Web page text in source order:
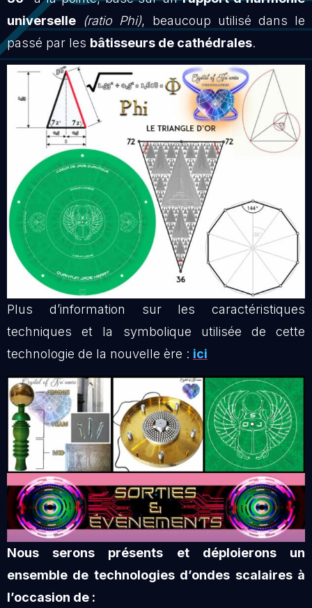
universelle
(ratio Phi), beaucoup utilisé dans le
passé par les bâtisseurs de cathédrales.
Plus d’information sur les caractéristiques
techniques et la symbolique utilisée de cette
technologie de la nouvelle ère : ici
Nous serons présents et déploierons un
ensemble de technologies d’ondes scalaires à
l’occasion de :